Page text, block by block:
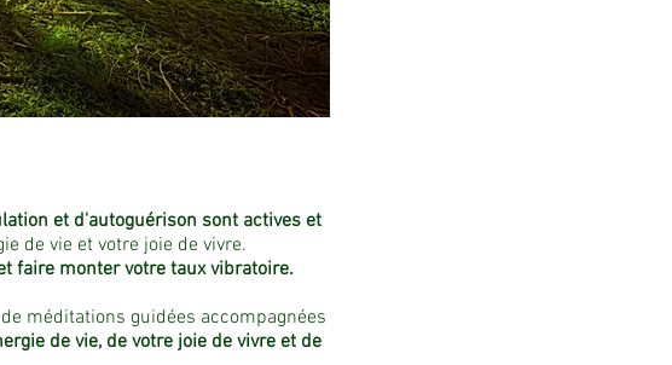
et d'autoguérison sont actives et
de vie et votre joie de vivre.
faire monter votre taux vibratoire.
méditations guidées accompagnées
de vie, de votre joie de vivre et de